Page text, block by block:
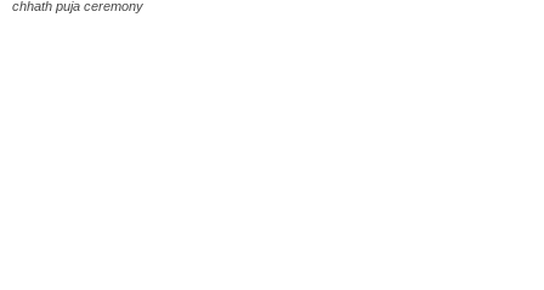
chhath puja ceremony